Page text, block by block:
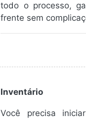
todo o processo,
frente sem
Inventário
Você precisa